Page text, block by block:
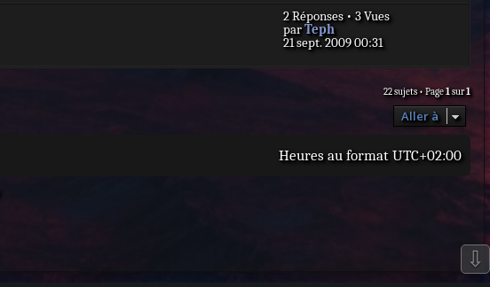
e
e
s
s
a
i
e
r
2 Réponses • 3 Vues
D
e
s
s
parTeph
21 sept. 2009 00:31
22 sujets • Page1sur1
Aller à
Heures au format UTC+02:00
⇩